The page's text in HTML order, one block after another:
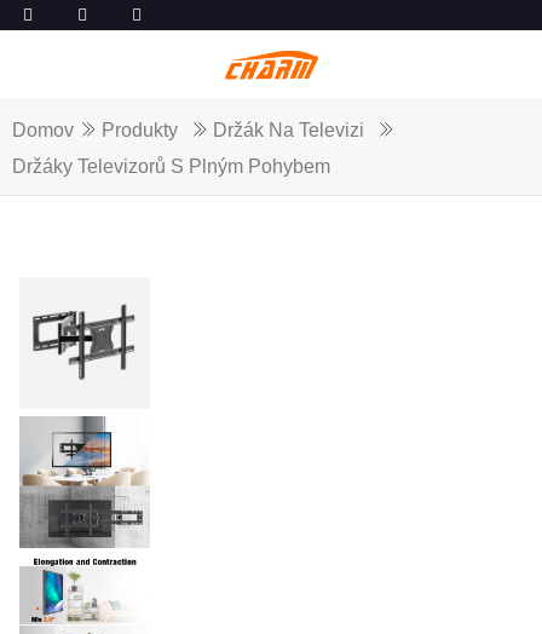
Domov Produkty
Držák Na Televizi
Držáky Televizorů S Plným Pohybem